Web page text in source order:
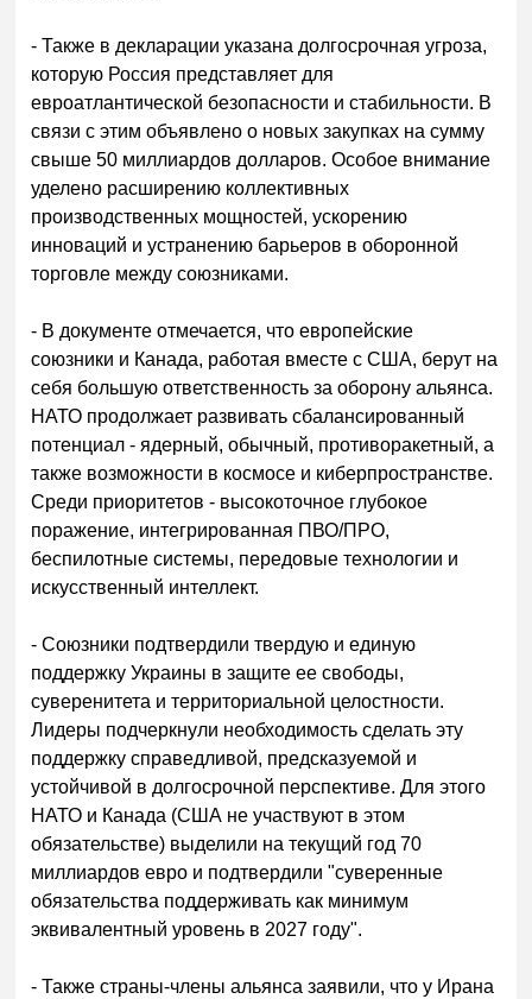
- Также в декларации указана долгосрочная угроза,
которую Россия представляет для
евроатлантической безопасности и стабильности. В
связи с этим объявлено о новых закупках на сумму
свыше 50 миллиардов долларов. Особое внимание
уделено расширению коллективных
производственных мощностей, ускорению
инноваций и устранению барьеров в оборонной
торговле между союзниками.
- В документе отмечается, что европейские
союзники и Канада, работая вместе с США, берут на
себя большую ответственность за оборону альянса.
НАТО продолжает развивать сбалансированный
потенциал - ядерный, обычный, противоракетный, а
также возможности в космосе и киберпространстве.
Среди приоритетов - высокоточное глубокое
поражение, интегрированная ПВО/ПРО,
беспилотные системы, передовые технологии и
искусственный интеллект.
- Союзники подтвердили твердую и единую
поддержку Украины в защите ее свободы,
суверенитета и территориальной целостности.
Лидеры подчеркнули необходимость сделать эту
поддержку справедливой, предсказуемой и
устойчивой в долгосрочной перспективе. Для этого
НАТО и Канада (США не участвуют в этом
обязательстве) выделили на текущий год 70
миллиардов евро и подтвердили "суверенные
обязательства поддерживать как минимум
эквивалентный уровень в 2027 году".
- Также страны-члены альянса заявили, что у Ирана